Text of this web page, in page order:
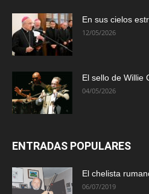
En sus cielos
12/05/2026
El sello de Willie
04/05/2026
ENTRADAS POPULARES
El chelista
06/07/2019